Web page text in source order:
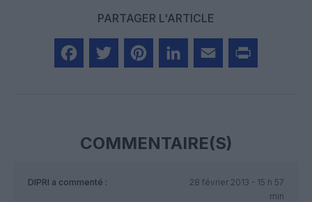
PARTAGER L'ARTICLE
COMMENTAIRE(S)
DIPRI a commenté :
28 février 2013 - 15 h 57
min